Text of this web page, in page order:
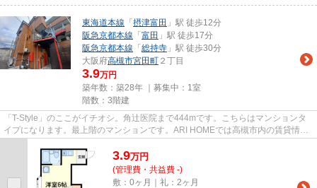
東海道本線 「 摂津富田 」駅 徒歩12分
阪急京都本線 「 富田 」駅 徒歩17分
阪急京都本線 「 総持寺 」駅 徒歩30分
大阪府高槻市宮田町 ２丁目
3.9万円
築年数：築28年 ｜募集中： 1室
階数：3階建
「T-Style」のここがイチオシ。角辻医院まで444mです。こちらはマンションタ
イプになります。最上階のマンションです。ARI HOMEでは高槻市内の賃貸情報
3.9万円
(管理費・共益費 -)
敷：0ヶ月｜礼：2ヶ月